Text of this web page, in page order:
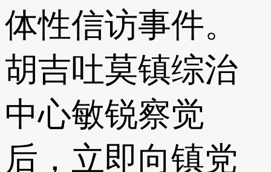
体性信访事件。
胡吉吐莫镇综治
中心敏锐察觉
后，立即向镇党